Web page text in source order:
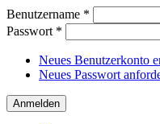
Benutzername *
Passwort *
Neues Benutzerkonto
Neues Passwort